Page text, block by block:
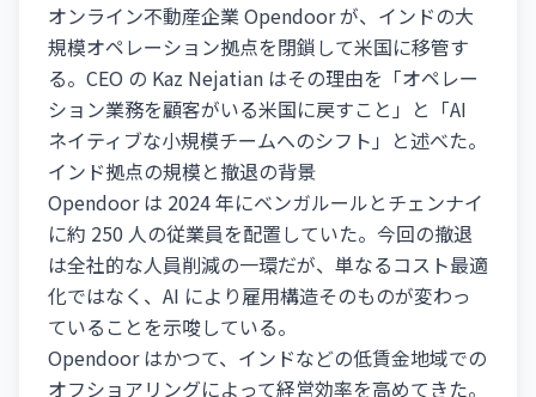
オンライン不動産企業 Opendoor が、インドの大
規模オペレーション拠点を閉鎖して米国に移管す
る。CEO の Kaz Nejatian はその理由を「オペレー
ション業務を顧客がいる米国に戻すこと」と「AI
ネイティブな小規模チームへのシフト」と述べた。
インド拠点の規模と撤退の背景
Opendoor は 2024 年にベンガルールとチェンナイ
に約 250 人の従業員を配置していた。今回の撤退
は全社的な人員削減の一環だが、単なるコスト最適
化ではなく、AI により雇用構造そのものが変わっ
ていることを示唆している。
Opendoor はかつて、インドなどの低賃金地域での
オフショアリングによって経営効率を高めてきた。